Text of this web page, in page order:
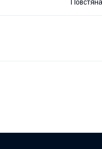
Повстяна